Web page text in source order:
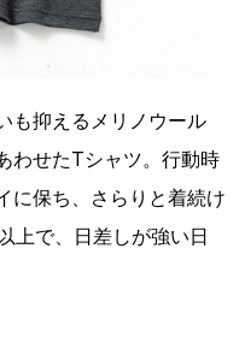
も抑えるメリノウール
わせたTシャツ。行動時
に保ち、さらりと着続け
上で、日差しが強い日